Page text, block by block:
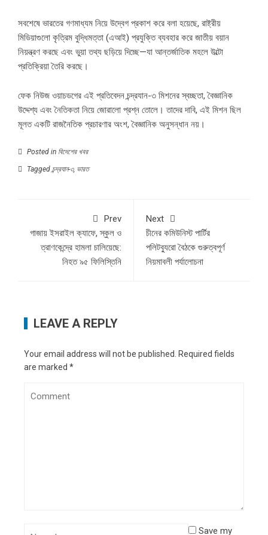
সবশেষে ভারতের গণমাধ্যম নিয়ে উদ্বেগ প্রকাশ করে বলা হয়েছে, রাষ্ট্রীয়
মিডিয়াগুলো কৃত্রিম বুদ্ধিমত্তা (এআই) প্রযুক্তি ব্যবহার করে জাতীয় বয়ান
নিয়ন্ত্রণ করছে এবং ভুয়া তথ্য ছড়িয়ে দিচ্ছে—যা আন্তর্জাতিক মহলে উল্টো
প্রতিক্রিয়া তৈরি করছে।
ফেক নিউজ ওয়াচডগের এই প্রতিবেদন চন্দ্রযান-৩ মিশনের স্বচ্ছতা, বৈজ্ঞানিক
উদ্দেশ্য এবং নৈতিকতা নিয়ে জোরালো প্রশ্ন তোলে। তাদের দাবি, এই মিশন ছিল
মূলত একটি রাজনৈতিক প্রচারণার অংশ, বৈজ্ঞানিক অনুসন্ধান নয়।
Posted in বিদেশের খবর
Taggedচন্দ্রযান-৩, ভারত
Prev
গাজায় ইসরাইল ক্যাফে, স্কুল ও
ত্রাণকেন্দ্রে হামলা চালিয়েছে:
নিহত ৯৫ ফিলিস্তিনি
Next
চীনের কমিউনিস্ট পার্টির
পলিটব্যুরো বৈঠকে গুরুত্বপূর্ণ
নিয়মাবলী পর্যালোচনা
LEAVE A REPLY
Your email address will not be published.
Required fields
are marked *
Save my